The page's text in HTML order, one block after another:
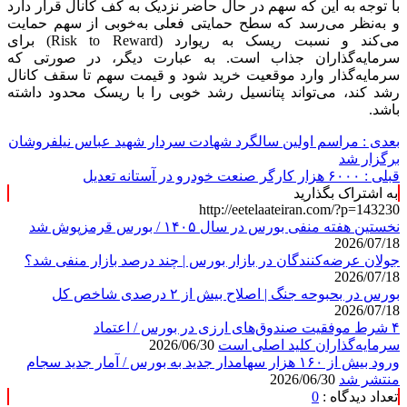
با توجه به این که سهم در حال حاضر نزدیک به کف کانال قرار دارد
و به‌نظر می‌رسد که سطح حمایتی فعلی به‌خوبی از سهم حمایت
می‌کند و نسبت ریسک به ریوارد (Risk to Reward) برای
سرمایه‌گذاران جذاب است. به عبارت دیگر، در صورتی که
سرمایه‌گذار وارد موقعیت خرید شود و قیمت سهم تا سقف کانال
رشد کند، می‌تواند پتانسیل رشد خوبی را با ریسک محدود داشته
باشد.
بعدی : مراسم اولین سالگرد شهادت سردار شهید عباس نیلفروشان
برگزار شد
قبلی :
به اشتراک بگذارید
http://eetelaateiran.com/?p=143230
نخستین هفته منفی بورس در سال ۱۴۰۵ / بورس قرمزپوش شد
2026/07/18
جولان عرضه‌کنندگان در بازار بورس | چند درصد بازار منفی شد؟
2026/07/18
بورس در بحبوحه جنگ | اصلاح بیش از ۲ درصدی شاخص کل
2026/07/18
۴ شرط موفقیت صندوق‌های ارزی در بورس / اعتماد
سرمایه‌گذاران کلید اصلی است
ورود بیش از ۱۶۰ هزار سهامدار جدید به بورس / آمار جدید سجام
منتشر شد
تعداد دیدگاه : 0